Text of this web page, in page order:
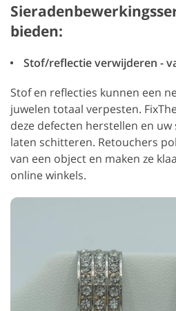
bieden:
Stof/reflectie verwijderen -
Stof en reflecties kunnen een
juwelen totaal verpesten.
deze defecten herstellen en
laten schitteren. Retouchers
van een object en maken ze
online winkels.